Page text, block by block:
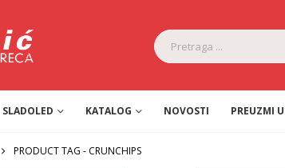
SLADOLED KATALOG NOVOSTI PREUZMI
PRODUCT TAG - CRUNCHIPS